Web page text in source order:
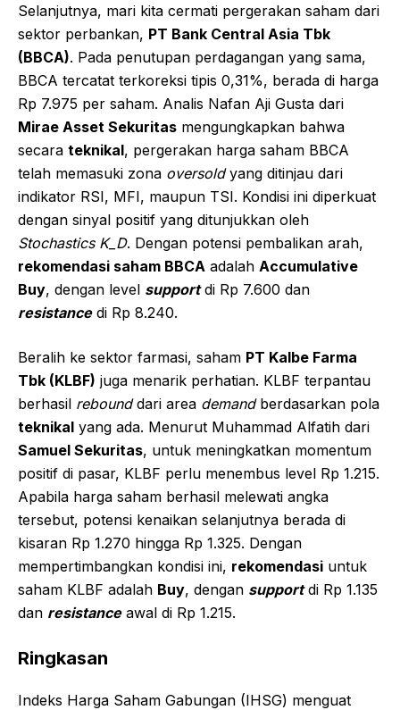
Selanjutnya, mari kita cermati pergerakan saham dari
sektor perbankan, PT Bank Central Asia Tbk
(BBCA). Pada penutupan perdagangan yang sama,
BBCA tercatat terkoreksi tipis 0,31%, berada di harga
Rp 7.975 per saham. Analis Nafan Aji Gusta dari
Mirae Asset Sekuritas mengungkapkan bahwa
secara teknikal, pergerakan harga saham BBCA
telah memasuki zona oversoldyang ditinjau dari
indikator RSI, MFI, maupun TSI. Kondisi ini diperkuat
dengan sinyal positif yang ditunjukkan oleh
Stochastics K_D. Dengan potensi pembalikan arah,
rekomendasi saham BBCA adalah Accumulative
Buy, dengan level supportdi Rp 7.600 dan
resistancedi Rp 8.240.
Beralih ke sektor farmasi, saham PT Kalbe Farma
Tbk (KLBF) juga menarik perhatian. KLBF terpantau
berhasil rebounddari area demandberdasarkan pola
teknikal yang ada. Menurut Muhammad Alfatih dari
Samuel Sekuritas, untuk meningkatkan momentum
positif di pasar, KLBF perlu menembus level Rp 1.215.
Apabila harga saham berhasil melewati angka
tersebut, potensi kenaikan selanjutnya berada di
kisaran Rp 1.270 hingga Rp 1.325. Dengan
mempertimbangkan kondisi ini, rekomendasi untuk
saham KLBF adalah Buy, dengan supportdi Rp 1.135
dan resistanceawal di Rp 1.215.
Ringkasan
Indeks Harga Saham Gabungan (IHSG) menguat